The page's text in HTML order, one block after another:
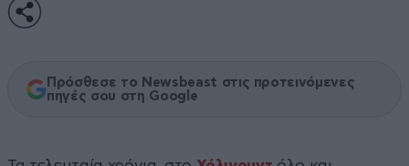
Πρόσθεσε το Newsbeast στις προτεινόμενες
πηγές σου στη Google